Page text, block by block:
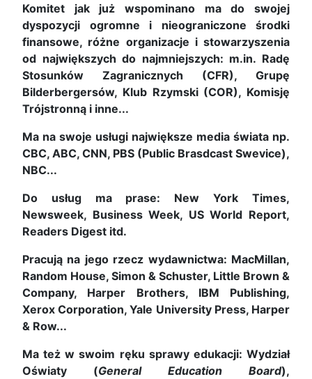
Komitet jak już wspominano ma do swojej
dyspozycji ogromne i nieograniczone środki
finansowe, różne organizacje i stowarzyszenia
od największych do najmniejszych: m.in. Radę
Stosunków Zagranicznych (CFR), Grupę
Bilderbergersów, Klub Rzymski (COR), Komisję
Trójstronną i inne...
Ma na swoje usługi największe media świata np.
CBC, ABC, CNN, PBS (Public Brasdcast Swevice),
NBC...
Do usług ma prase: New York Times,
Newsweek, Business Week, US World Report,
Readers Digest itd.
Pracują na jego rzecz wydawnictwa: MacMillan,
Random House, Simon & Schuster, Little Brown &
Company, Harper Brothers, IBM Publishing,
Xerox Corporation, Yale University Press, Harper
& Row...
Ma też w swoim ręku sprawy edukacji: Wydział
Oświaty (General Education Board),